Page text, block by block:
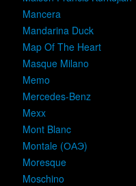
Mancera
Mandarina Duck
Map Of The Heart
Masque Milano
Memo
Mercedes-Benz
Mexx
Mont Blanc
Montale (ОАЭ)
Moresque
Moschino